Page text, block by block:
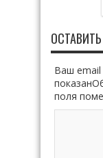
Ваш email
поля